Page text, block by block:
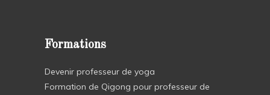
Formations
Devenir professeur de yoga
Formation de Qigong pour professeur de